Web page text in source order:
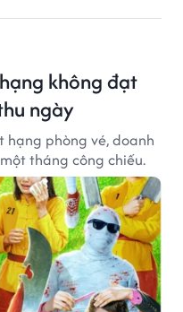
không đạt
ngày
hạng phòng vé, doanh
tháng công chiếu.